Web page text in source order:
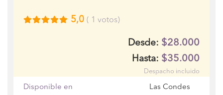
5,0 ( 1 votos)
Desde: $28.000
Hasta: $35.000
Despacho incluido
Disponible en Las Condes